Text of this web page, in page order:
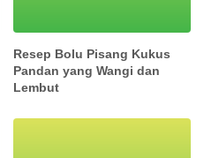
Resep Bolu Pisang Kukus
Pandan yang Wangi dan
Lembut